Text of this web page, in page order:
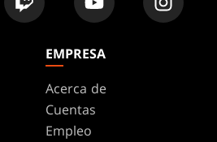
EMPRESA
Acerca de
Cuentas
Empleo